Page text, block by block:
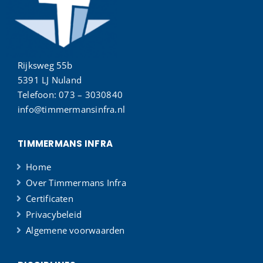
Rijksweg 55b
5391 LJ Nuland
Telefoon:073 – 3030840
info@timmermansinfra.nl
TIMMERMANS INFRA
Home
Over Timmermans Infra
Certificaten
Privacybeleid
Algemene voorwaarden